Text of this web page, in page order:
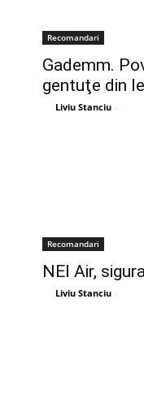
Recomandari
Gademm.
gentuţe din
Liviu Stanciu -
Recomandari
NEI Air,
Liviu Stanciu -